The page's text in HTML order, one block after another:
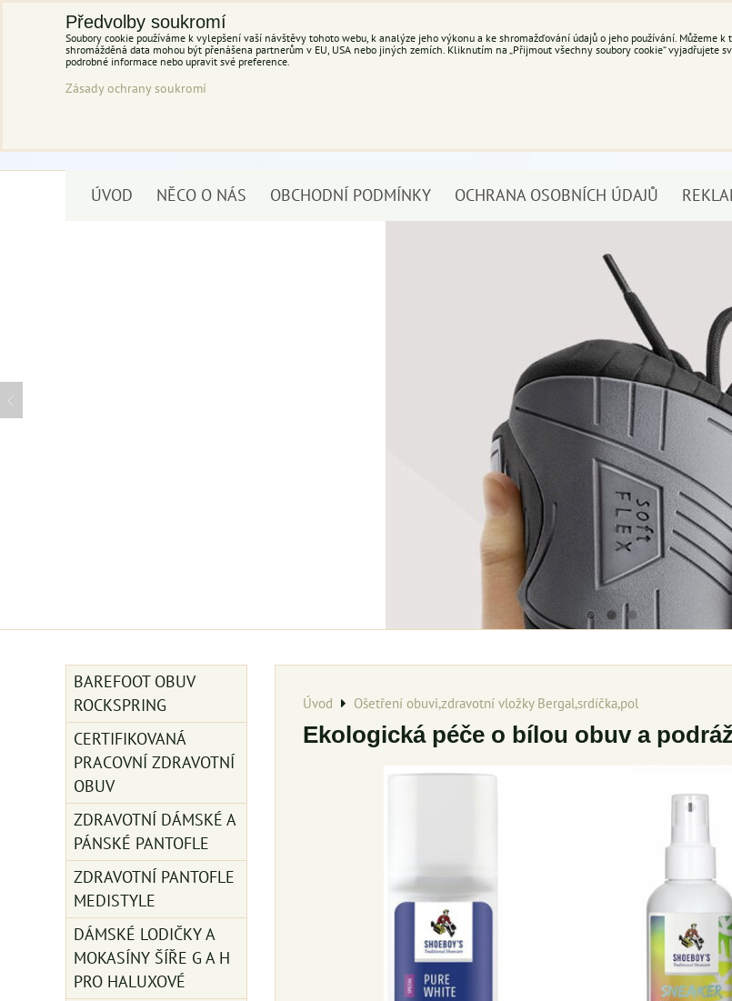
ÚVOD NĚCO O NÁS OBCHODNÍ PODMÍNKY OCHRANA OSOBNÍCH ÚDAJŮ
Úvod Ošetření obuvi,zdravotní vložky Bergal,srdíčka,pol
Ekologická péče o bílou obuv a
BAREFOOT OBUV
ROCKSPRING
CERTIFIKOVANÁ
PRACOVNÍ ZDRAVOTNÍ
OBUV
ZDRAVOTNÍ DÁMSKÉ A
PÁNSKÉ PANTOFLE
ZDRAVOTNÍ PANTOFLE
MEDISTYLE
DÁMSKÉ LODIČKY A
MOKASÍNY ŠÍŘE G A H
PRO HALUXOVÉ
Předvolby soukromí
Soubory cookie používáme k vylepšení vaší návštěvy tohoto webu, k analýze jeho výkonu a ke shromažďování údajů o jeho používání. Můžeme
shromážděná data mohou být přenášena partnerům v EU, USA nebo jiných zemích. Kliknutím na „Přijmout všechny soubory cookie“ vyjadřujete
podrobné informace nebo upravit své preference.
Zásady ochrany soukromí